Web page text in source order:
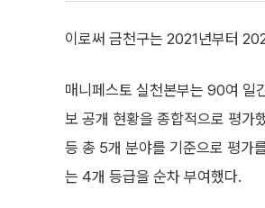
이로써 금천구는 2021년부터
매니페스토 실천본부는 90여 일
보 공개 현황을 종합적으로 평가
등 총 5개 분야를 기준으로 평가
는 4개 등급을 순차 부여했다.